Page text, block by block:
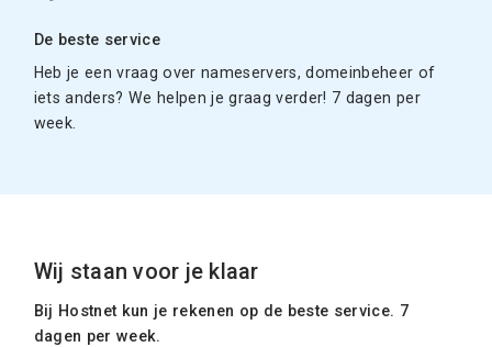
De beste service
Heb je een vraag over nameservers, domeinbeheer of
iets anders? We helpen je graag verder! 7 dagen per
week.
Wij staan voor je klaar
Bij Hostnet kun je rekenen op de beste service. 7
dagen per week.